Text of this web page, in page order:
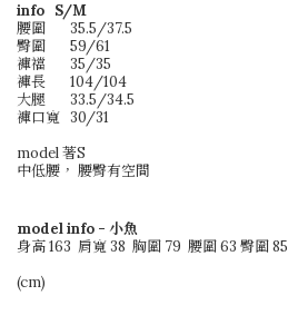
info S/M
腰圍
35.5/37.5
臀圍
59/61
褲襠
35/35
褲長
104/104
大腿
33.5/34.5
褲口寬 30/31
model 著S
中低腰， 腰臀有空間
model info - 小魚
身高 163 肩寬 38 胸圍 79 腰圍 63 臀圍 85
(cm)